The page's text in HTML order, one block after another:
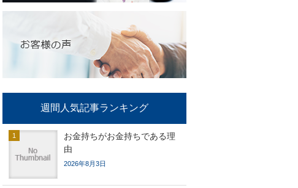
週間人気記事ランキング
お金持ちがお金持ちである理
由
2026年8月3日